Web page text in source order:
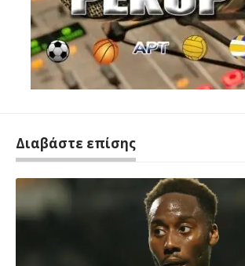
Διαβάστε επίσης